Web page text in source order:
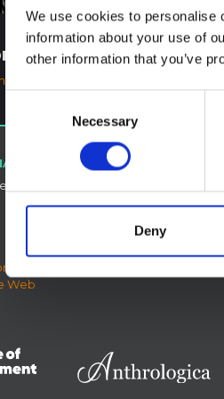
We use cookies to personalise
information about your use of
other information that you’ve
Selection
Necessary
Deny
des articles
hébergé par
Web
LinkedIn
Forum